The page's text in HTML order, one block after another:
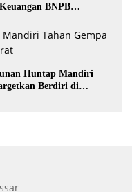
BNPB
Huntap Mandiri
Berdiri di